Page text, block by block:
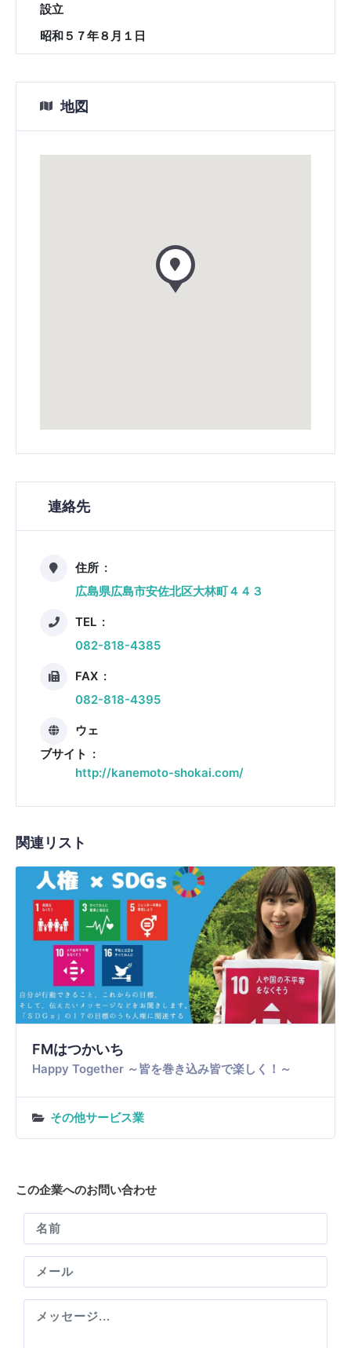
設立
昭和５７年８月１日
地図
連絡先
住所
広島県広島市安佐北区大林町４４３
TEL
082-818-4385
FAX
082-818-4395
ウェ
ブサイト
http://kanemoto-shokai.com/
関連リスト
relax hair salon Ring.
人と地球に優しい美容
その他サービス業
この企業へのお問い合わせ